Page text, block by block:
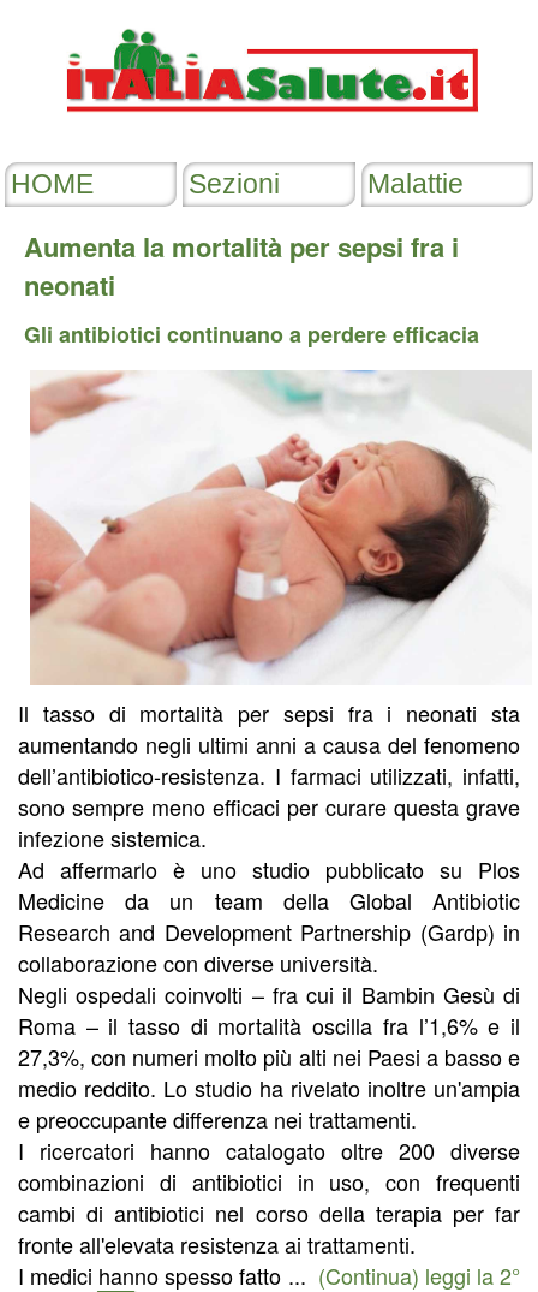
Aumenta la mortalità per sepsi fra i
neonati
Gli antibiotici continuano a perdere efficacia
Il tasso di mortalità per sepsi fra i neonati sta
aumentando negli ultimi anni a causa del fenomeno
dell’antibiotico-resistenza. I farmaci utilizzati, infatti,
sono sempre meno efficaci per curare questa grave
infezione sistemica.
Ad affermarlo è uno studio pubblicato su Plos
Medicine da un team della Global Antibiotic
Research and Development Partnership (Gardp) in
collaborazione con diverse università.
Negli ospedali coinvolti – fra cui il Bambin Gesù di
Roma – il tasso di mortalità oscilla fra l’1,6% e il
27,3%, con numeri molto più alti nei Paesi a basso e
medio reddito. Lo studio ha rivelato inoltre un'ampia
e preoccupante differenza nei trattamenti.
I ricercatori hanno catalogato oltre 200 diverse
combinazioni di antibiotici in uso, con frequenti
cambi di antibiotici nel corso della terapia per far
fronte all'elevata resistenza ai trattamenti.
I medici hanno spesso fatto ... (Continua) leggi la 2°